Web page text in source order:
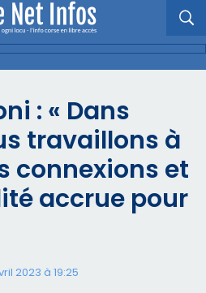
: « Dans
travaillons à
connexions et
accrue pour
2023 à 19:25